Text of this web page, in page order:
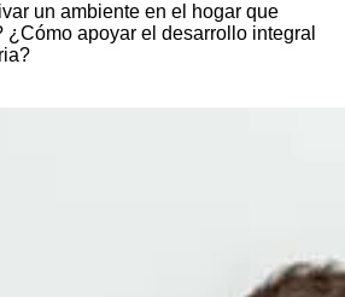
un ambiente en el hogar que
¿Cómo apoyar el desarrollo integral